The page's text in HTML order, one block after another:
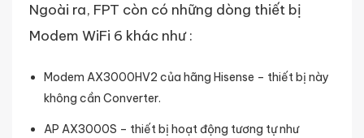
Ngoài ra, FPT còn có những dòng thiết bị
Modem WiFi 6 khác như :
Modem AX3000HV2 của hãng Hisense – thiết bị này
không cần Converter.
AP AX3000S – thiết bị hoạt động tương tự như